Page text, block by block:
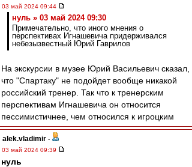
03 май 2024 09:44
нуль » 03 май 2024 09:30
Примечательно, что иного мнения о
перспективах Игнашевича придерживался
небезызвестный Юрий Гаврилов
На экскурсии в музее Юрий Васильевич сказал,
что "Спартаку" не подойдет вообще никакой
российский тренер. Так что к тренерским
перспективам Игнашевича он относится
пессимистичнее, чем относился к игроцким
alek.vladimir -
03 май 2024 09:39
нуль